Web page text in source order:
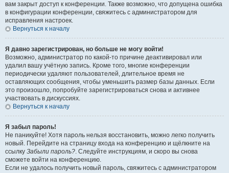
вам закрыт доступ к конференции. Также возможно, что допущена ошибка
в конфигурации конференции, свяжитесь с администратором для
исправления настроек.
Вернуться к началу
Я давно зарегистрирован, но больше не могу войти!
Возможно, администратор по какой-то причине деактивировал или
удалил вашу учётную запись. Кроме того, многие конференции
периодически удаляют пользователей, длительное время не
оставляющих сообщения, чтобы уменьшить размер базы данных. Если
это произошло, попробуйте зарегистрироваться снова и активнее
участвовать в дискуссиях.
Вернуться к началу
Я забыл пароль!
Не паникуйте! Хотя пароль нельзя восстановить, можно легко получить
новый. Перейдите на страницу входа на конференцию и щёлкните на
ссылку Забыли пароль?. Следуйте инструкциям, и скоро вы снова
сможете войти на конференцию.
Если не удалось получить новый пароль, свяжитесь с администратором